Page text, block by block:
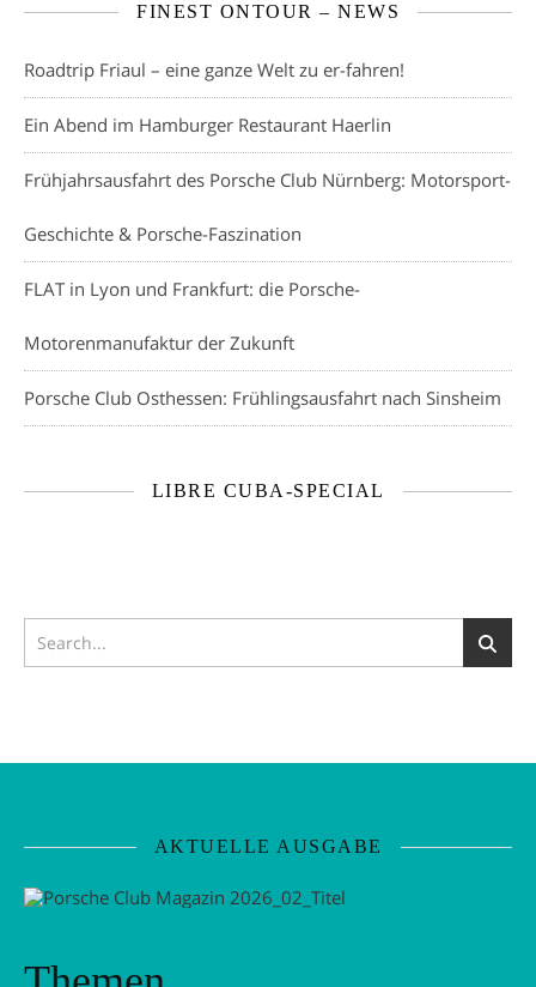
FINEST ONTOUR – NEWS
Roadtrip Friaul – eine ganze Welt zu er-fahren!
Ein Abend im Hamburger Restaurant Haerlin
Frühjahrsausfahrt des Porsche Club Nürnberg: Motorsport-
Geschichte & Porsche-Faszination
FLAT in Lyon und Frankfurt: die Porsche-
Motorenmanufaktur der Zukunft
Porsche Club Osthessen: Frühlingsausfahrt nach Sinsheim
LIBRE CUBA-SPECIAL
AKTUELLE AUSGABE